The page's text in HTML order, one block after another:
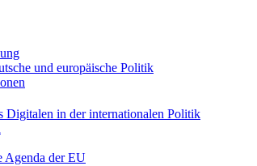
und europäische Politik
in der internationalen Politik
Agenda der EU